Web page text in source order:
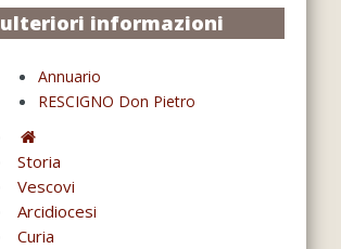
ulteriori informazioni
Annuario
RESCIGNO Don Pietro
Storia
Vescovi
Arcidiocesi
Curia